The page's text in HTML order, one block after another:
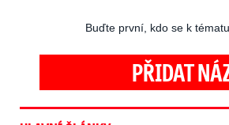
Buďte první, kdo se k
PŘIDAT